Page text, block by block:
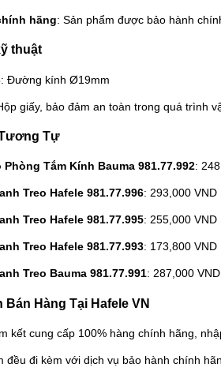
hãng: Sản phẩm được bảo hành
thuật
: Đường kính Ø19mm
giấy, bảo đảm an toàn trong quá trình
Tự
Phòng Tắm Kính Bauma 981.77.992:
Treo Hafele 981.77.996: 293,000 VND
Treo Hafele 981.77.995: 255,000 VND
Treo Hafele 981.77.993: 173,800 VND
Treo Bauma 981.77.991: 287,000 VND
Bán Hàng Tại Hafele VN
kết cung cấp 100% hàng chính hãng,
đều đi kèm với dịch vụ bảo hành chính